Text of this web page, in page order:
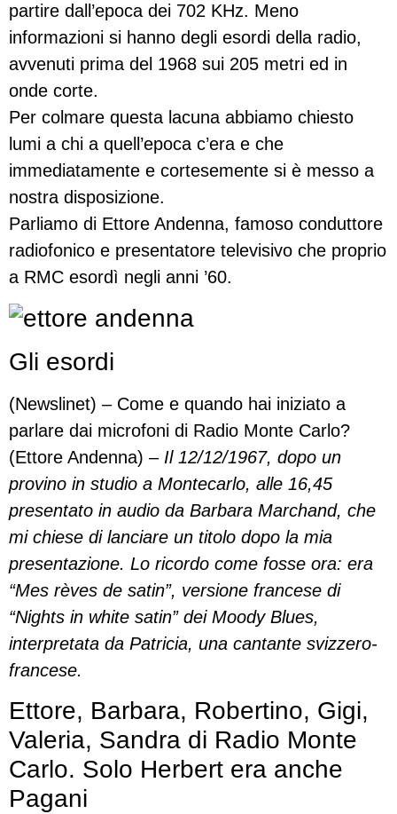
partire dall’epoca dei 702 KHz. Meno
informazioni si hanno degli esordi della radio,
avvenuti prima del 1968 sui 205 metri ed in
onde corte.
Per colmare questa lacuna abbiamo chiesto
lumi a chi a quell’epoca c’era e che
immediatamente e cortesemente si è messo a
nostra disposizione.
Parliamo di Ettore Andenna, famoso conduttore
radiofonico e presentatore televisivo che proprio
a RMC esordì negli anni ’60.
Gli esordi
(Newslinet) – Come e quando hai iniziato a
parlare dai microfoni di Radio Monte Carlo?
(Ettore Andenna) – Il 12/12/1967, dopo un
provino in studio a Montecarlo, alle 16,45
presentato in audio da Barbara Marchand, che
mi chiese di lanciare un titolo dopo la mia
presentazione. Lo ricordo come fosse ora: era
“Mes rèves de satin”, versione francese di
“Nights in white satin” dei Moody Blues,
interpretata da Patricia, una cantante svizzero-
francese.
Ettore, Barbara, Robertino, Gigi,
Valeria, Sandra di Radio Monte
Carlo. Solo Herbert era anche
Pagani